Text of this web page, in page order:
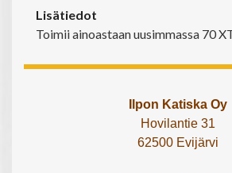
Lisätiedot
Toimii ainoastaan uusimmassa 70
Ilpon Katiska Oy
Hovilantie 31
62500 Evijärvi